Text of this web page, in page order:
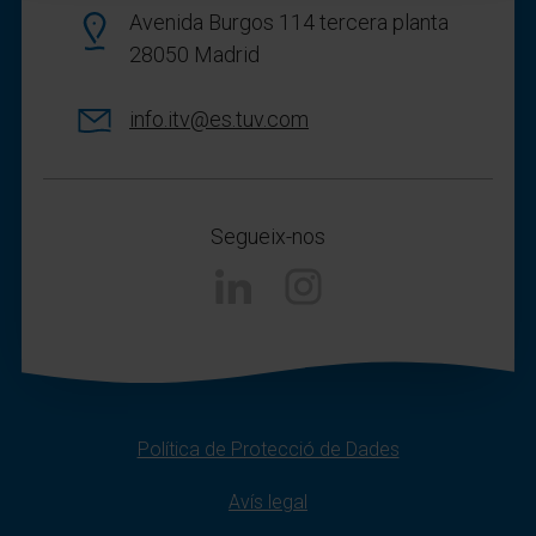
Avenida Burgos 114 tercera planta
28050 Madrid
info.itv@es.tuv.com
Segueix-nos
Política de Protecció de Dades
Avís legal